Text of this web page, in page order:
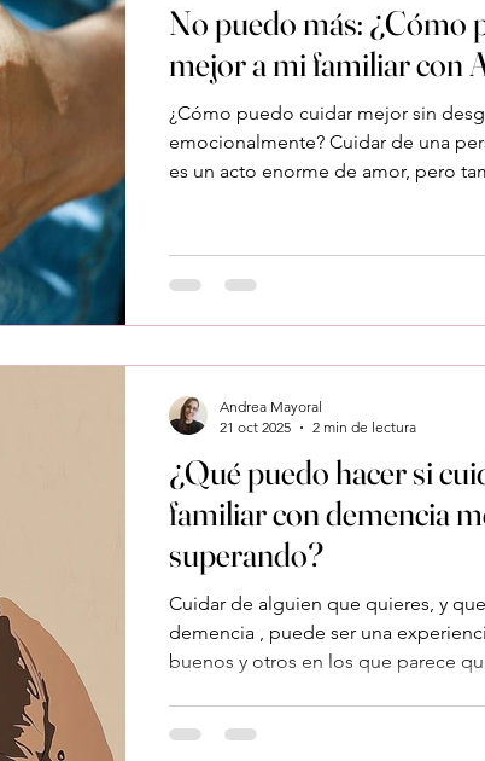
No puedo más: ¿Cómo
mejor a mi familiar con
¿Cómo puedo cuidar mejor sin
emocionalmente? Cuidar de una
es un acto enorme de amor, pero
de lo que tienes . Vamos a ver
sencillas y reales de cuidar mejor,
¿Qué puedo hacer si
familiar con demencia
superando?
Cuidar de alguien que quieres, y
demencia , puede ser una
buenos y otros en los que parece
normal. No hay un manual perfecto
Andrea Mayoral
21 oct 2025
2 min de lectura